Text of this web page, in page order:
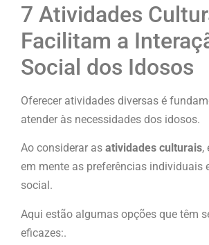
7 Atividades
Facilitam a
Social dos Idosos
Oferecer atividades diversas é
atender às necessidades dos idosos.
Ao considerar as atividades culturais,
em mente as preferências individuais
social.
Aqui estão algumas opções que têm
eficazes:.